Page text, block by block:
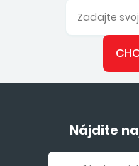
Nájdite